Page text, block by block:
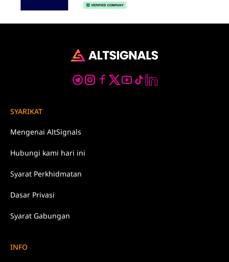
SYARIKAT
Mengenai AltSignals
Hubungi kami hari ini
Syarat Perkhidmatan
Dasar Privasi
Syarat Gabungan
INFO